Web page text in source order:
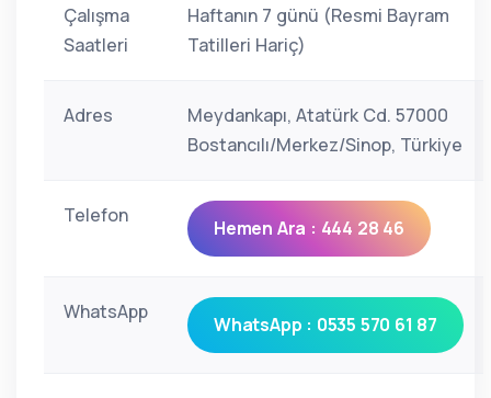
Çalışma
Saatleri
Haftanın 7 günü (Resmi Bayram
Tatilleri Hariç)
Adres
Meydankapı, Atatürk Cd. 57000
Bostancılı/Merkez/Sinop, Türkiye
Telefon
Hemen Ara : 444 28 46
WhatsApp
WhatsApp : 0535 570 61 87